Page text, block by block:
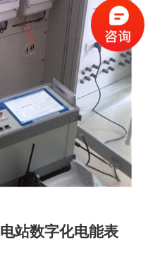
站数字化电能表